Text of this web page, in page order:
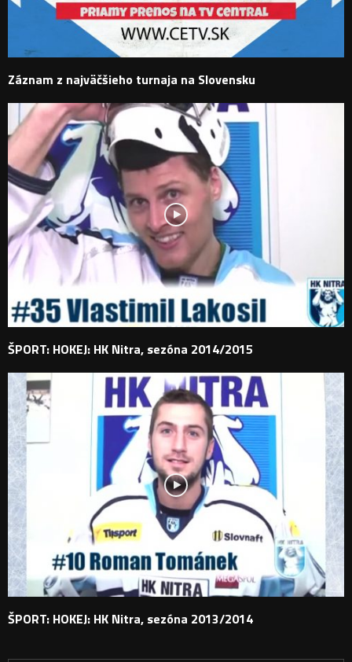
Záznam z najväčšieho turnaja na Slovensku
ŠPORT: HOKEJ: HK Nitra, sezóna 2014/2015
ŠPORT: HOKEJ: HK Nitra, sezóna 2013/2014